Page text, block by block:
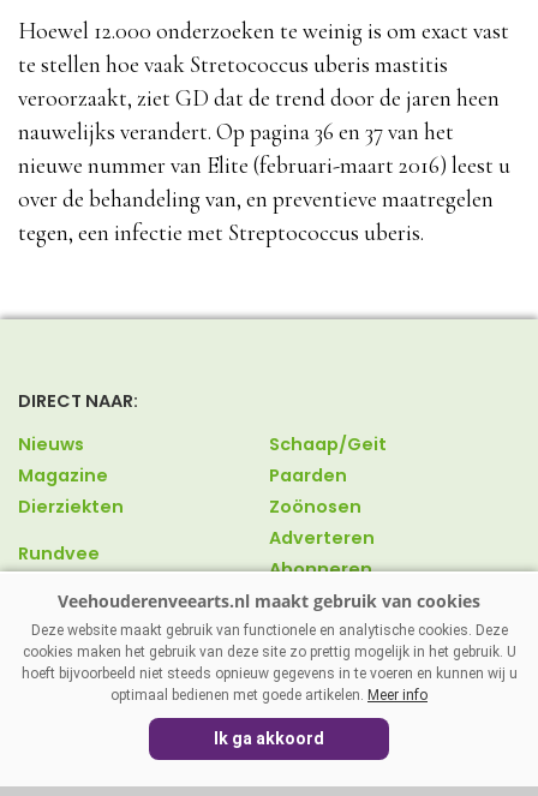
Hoewel 12.000 onderzoeken te weinig is om exact vast
te stellen hoe vaak Stretococcus uberis mastitis
veroorzaakt, ziet GD dat de trend door de jaren heen
nauwelijks verandert. Op pagina 36 en 37 van het
nieuwe nummer van Elite (februari-maart 2016) leest u
over de behandeling van, en preventieve maatregelen
tegen, een infectie met Streptococcus uberis.
DIRECT NAAR:
Nieuws
Magazine
Dierziekten
Rundvee
Schaap/Geit
Paarden
Zoönosen
Adverteren
Abonneren
Over ons
Contact
VEEHOUDERENVEEARTS.NL|DISCLAIMER
AGRIMEDIA
Deze website maakt gebruik van functionele en analytische cookies. Deze
cookies maken het gebruik van deze site zo prettig mogelijk in het gebruik. U
hoeft bijvoorbeeld niet steeds opnieuw gegevens in te voeren en kunnen wij u
optimaal bedienen met goede artikelen. Meer info
Ik ga akkoord